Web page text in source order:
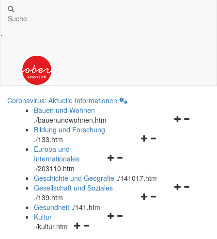
Suche
.
Coronavirus: Aktuelle Informationen
Bauen und Wohnen
./bauenundwohnen.htm
Navigationsmenü
Bildung und Forschung
./133.htm
Navigationsmenü
und
schließen
Europa und
Internationales
./203110.htm
Geschichte und Geografie ./141017.htm
Navigationsmenü
Gesellschaft und Soziales
./139.htm
Navigationsmenü
Gesundheit ./141.htm
Navigationsmenü
Kultur
./kultur.htm